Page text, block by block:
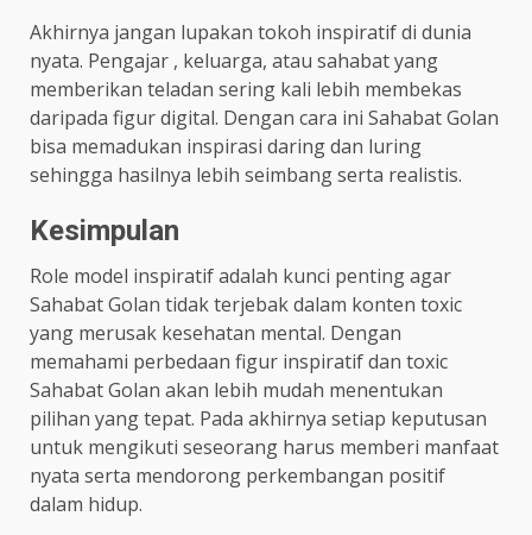
Akhirnya jangan lupakan tokoh inspiratif di dunia
nyata. Pengajar , keluarga, atau sahabat yang
memberikan teladan sering kali lebih membekas
daripada figur digital. Dengan cara ini Sahabat Golan
bisa memadukan inspirasi daring dan luring
sehingga hasilnya lebih seimbang serta realistis.
Kesimpulan
Role model inspiratif adalah kunci penting agar
Sahabat Golan tidak terjebak dalam konten toxic
yang merusak kesehatan mental. Dengan
memahami perbedaan figur inspiratif dan toxic
Sahabat Golan akan lebih mudah menentukan
pilihan yang tepat. Pada akhirnya setiap keputusan
untuk mengikuti seseorang harus memberi manfaat
nyata serta mendorong perkembangan positif
dalam hidup.